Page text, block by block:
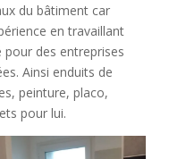
du bâtiment car
en travaillant
des entreprises
Ainsi enduits de
peinture, placo,
pour lui.